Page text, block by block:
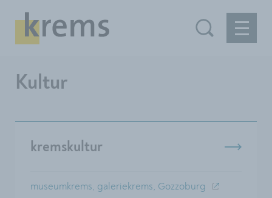
Kultur
kremskultur
museumkrems, galeriekrems, Gozzoburg